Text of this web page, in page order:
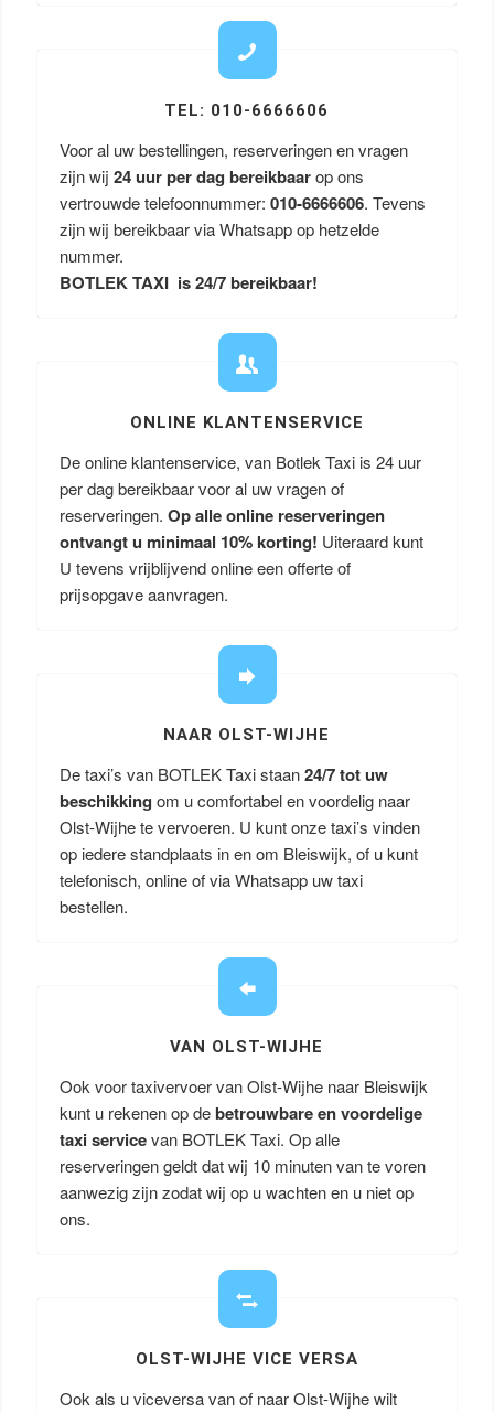
TEL: 010-6666606
Voor al uw bestellingen, reserveringen en vragen
zijn wij 24 uur per dag bereikbaarop ons
vertrouwde telefoonnummer: 010-6666606. Tevens
zijn wij bereikbaar via Whatsapp op hetzelde
nummer.
BOTLEK TAXI is 24/7 bereikbaar!
ONLINE KLANTENSERVICE
De online klantenservice, van Botlek Taxi is 24 uur
per dag bereikbaar voor al uw vragen of
reserveringen. Op alle online reserveringen
ontvangt u minimaal 10% korting! Uiteraard kunt
U tevens vrijblijvend online een offerte of
prijsopgave aanvragen.
NAAR OLST-WIJHE
De taxi’s van BOTLEK Taxi staan24/7 tot uw
beschikking om u comfortabel en voordelig naar
Olst-Wijhe te vervoeren. U kunt onze taxi’s vinden
op iedere standplaats in en om Bleiswijk, of u kunt
telefonisch, online of via Whatsapp uw taxi
bestellen.
VAN OLST-WIJHE
Ook voor taxivervoer van Olst-Wijhe naar Bleiswijk
kunt u rekenen op debetrouwbare en voordelige
taxi servicevan BOTLEK Taxi. Op alle
reserveringen geldt dat wij 10 minuten van te voren
aanwezig zijn zodat wij op u wachten en u niet op
ons.
OLST-WIJHE VICE VERSA
Ook als u viceversa van of naar Olst-Wijhe wilt